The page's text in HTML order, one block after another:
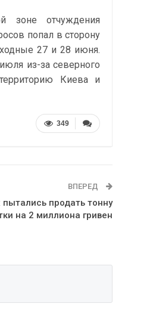
зоне отчуждения
попал в сторону
27 и 28 июня.
из-за северного
Киева и
349
ВПЕРЕД
продать тонну
на 2 миллиона гривен